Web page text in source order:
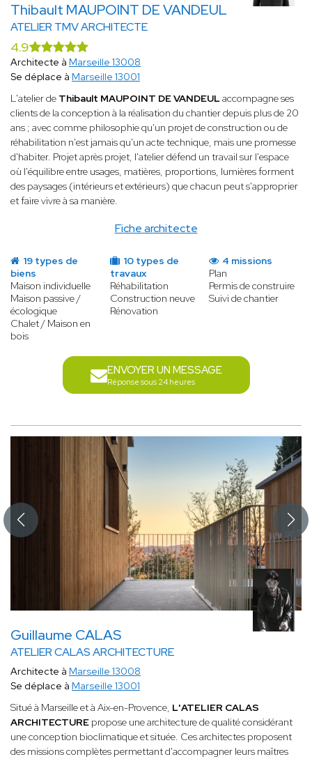
Thibault MAUPOINT DE VANDEUL
ATELIER TMV ARCHITECTE
Fiche architecte
4.9
Architecte à Marseille 13008
Se déplace à Marseille 13001
L'atelier de Thibault MAUPOINT DE VANDEULaccompagne ses
clients de la conception à la réalisation du chantier depuis plus de 20
ans ; avec comme philosophie qu'un projet de construction ou de
réhabilitation n'est jamais qu'un acte technique, mais une promesse
d'habiter. Projet après projet, l'atelier défend un travail sur l'espace
où l'équilibre entre usages, matières, proportions, lumières forment
des paysages (intérieurs et extérieurs) que chacun peut s'approprier
et faire vivre à sa manière.
19 types de
biens
Maison individuelle
Maison passive /
écologique
Chalet / Maison en
bois
10 types de
travaux
Réhabilitation
Construction neuve
Rénovation
4 missions
Plan
Permis de construire
Suivi de chantier
ENVOYER UN MESSAGE
Réponse sous 24 heures
Guillaume CALAS
ATELIER CALAS ARCHITECTURE
Architecte à Marseille 13008
Se déplace à Marseille 13001
Situé à Marseille et à Aix-en-Provence, L'ATELIER CALAS
ARCHITECTURE propose une architecture de qualité considérant
une conception bioclimatique et située. Ces architectes proposent
des missions complètes permettant d'accompagner leurs maîtres